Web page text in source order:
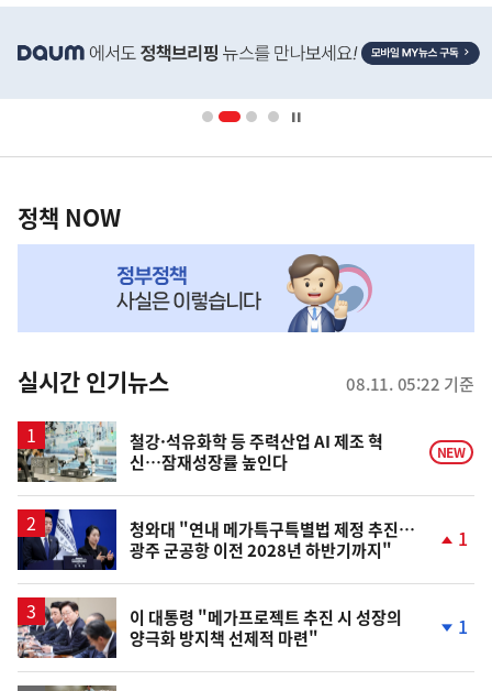
단
배
영
책
NOW,
뉴
스
정책 NOW
실시간 인기뉴스 08.11. 05:22 기준
철강·석유화학 등 주력산업 AI 제조 혁
신…잠재성장률 높인다
NEW
청와대 "연내 메가특구특별법 제정 추진…
광주 군공항 이전 2028년 하반기까지"
1
이 대통령 "메가프로젝트 추진 시 성장의
양극화 방지책 선제적 마련"
1